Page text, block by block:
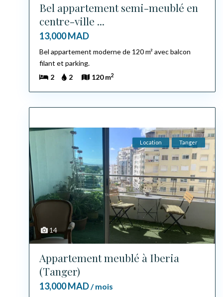
Bel appartement semi-meublé en
centre-ville ...
13,000 MAD
Bel appartement moderne de 120 m² avec balcon
filant et parking.
2
2 120 m2
14
Location Tanger
Appartement meublé à Iberia
(Tanger)
13,000 MAD/ mois